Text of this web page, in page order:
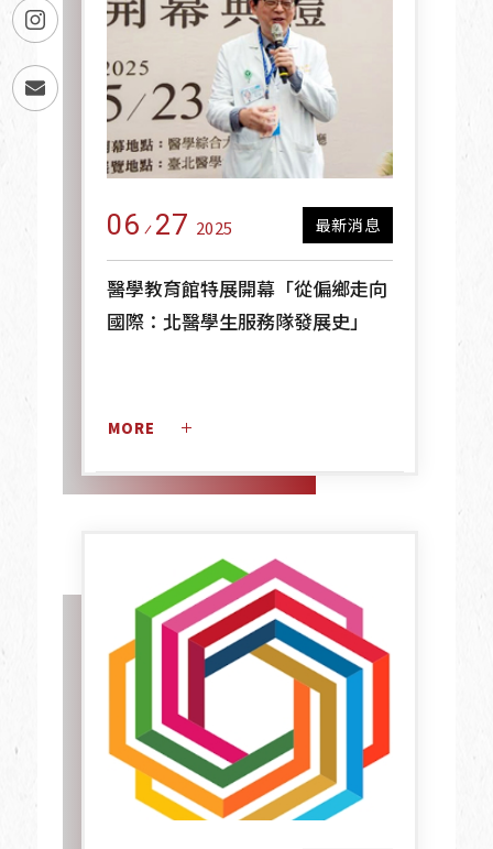
06 27 2025 最新消息
醫學教育館特展開幕「從偏鄉走向
國際：北醫學生服務隊發展史」
MORE